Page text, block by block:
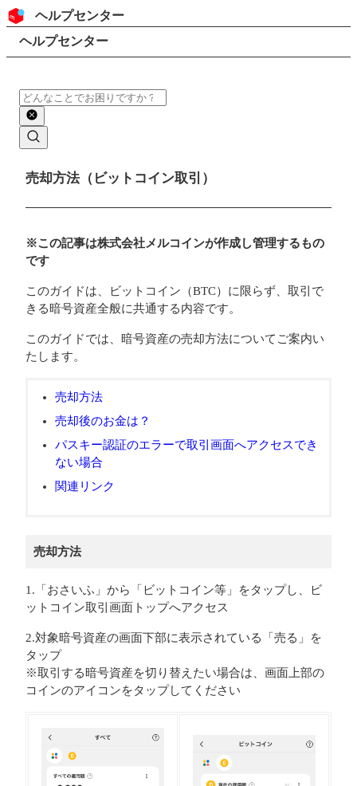
コンテンツにスキップ
ヘッダー
ヘルプセンター
検索
パンくずリスト
ヘルプセンター
検索
メインコンテンツ
売却方法（ビットコイン取引）
※この記事は株式会社メルコインが作成し管理するもの
です
このガイドは、ビットコイン（BTC）に限らず、取引で
きる暗号資産全般に共通する内容です。
このガイドでは、暗号資産の売却方法についてご案内い
たします。
売却方法
売却後のお金は？
パスキー認証のエラーで取引画面へアクセスでき
ない場合
関連リンク
売却方法
1.「おさいふ」から「ビットコイン等」をタップし、ビ
ットコイン取引画面トップへアクセス
2.対象暗号資産の画面下部に表示されている「売る」を
タップ
※取引する暗号資産を切り替えたい場合は、画面上部の
コインのアイコンをタップしてください